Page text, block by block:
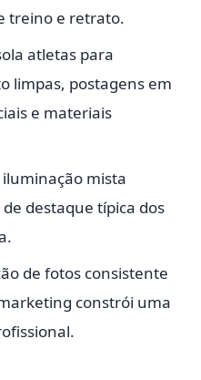
treino e retrato.
atletas para
limpas, postagens em
e materiais
mista
destaque típica dos
de fotos consistente
constrói uma